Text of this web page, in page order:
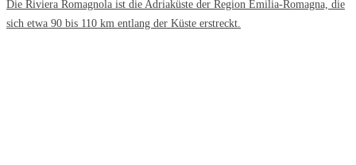
Die Riviera Romagnola ist die Adriaküste der Region Emilia-Romagna, die
sich etwa 90 bis 110 km entlang der Küste erstreckt.